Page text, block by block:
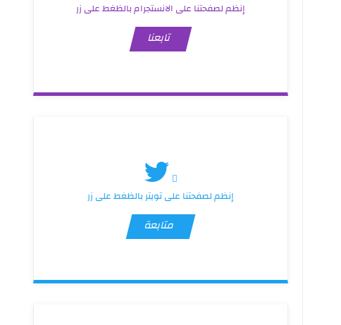
إنظم لصفحتنا على الانستجرام بالظغط على زر
تابعنا
إنظم لصفحتنا على تويتر بالظغط على زر
متابعة